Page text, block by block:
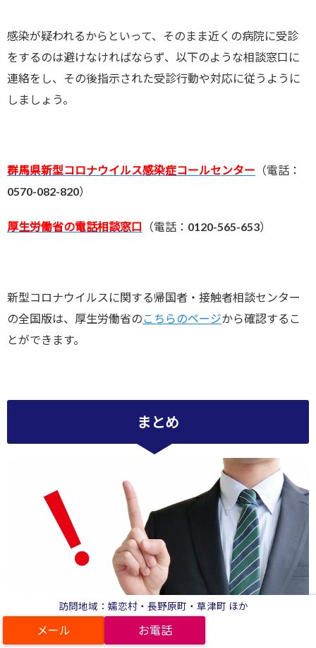
訪問地域：嬬恋村・長野原町・草津町 ほか
感染が疑われるからといって、そのまま近くの病院に受診
をするのは避けなければならず、以下のような相談窓口に
連絡をし、その後指示された受診行動や対応に従うように
しましょう。
群馬県新型コロナウイルス感染症コールセンター （電話：
0570-082-820）
厚生労働省の電話相談窓口 （電話：0120-565-653）
新型コロナウイルスに関する帰国者・接触者相談センター
の全国版は、厚生労働省のこちらのページから確認するこ
とができます。
まとめ